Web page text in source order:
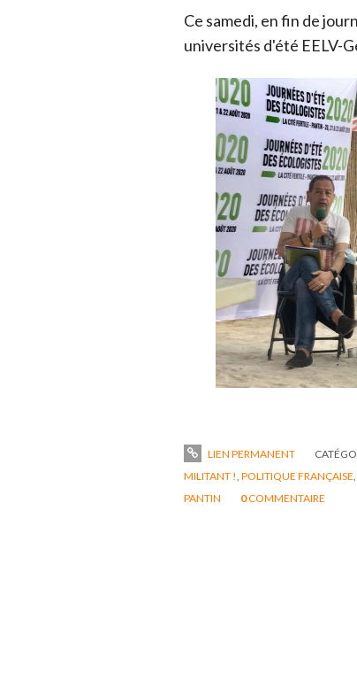
Ce samedi, en fin de
universités d'été EELV-
LIEN PERMANENT
MILITANT !, POLITIQUE FRANÇAISE,
PANTIN
0COMMENTAIRE